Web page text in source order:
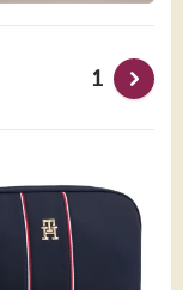
się opowieść.
którą nieustannie
to ważny, jak nie
do stylizacji.
Jeśli jest to luźny,
nazwa wskazuje,
do eleganckiego
fasonów,
oszukujmy się.
w swojej szafie,
natychmiast. Nie
1